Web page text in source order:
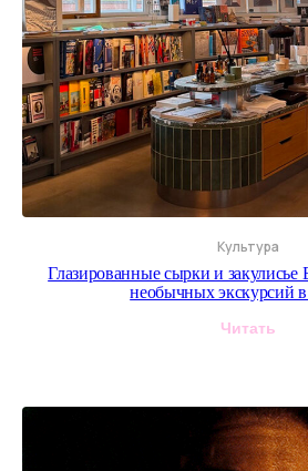
Культура
Глазированные сырки и закулисье
необычных экскурсий
Читать